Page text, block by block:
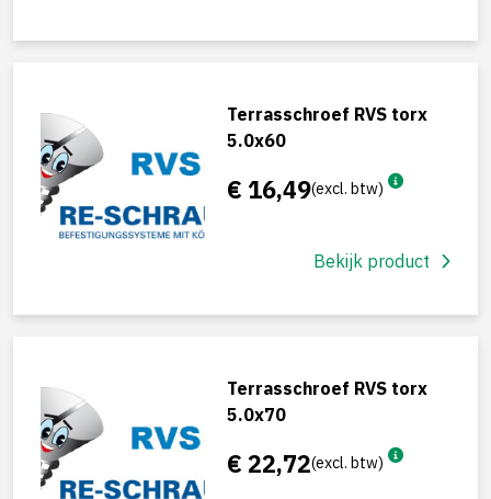
Terrasschroef RVS torx
5.0x60
€ 16,49(excl. btw)
Bekijk product
Terrasschroef RVS torx
5.0x70
€ 22,72(excl. btw)